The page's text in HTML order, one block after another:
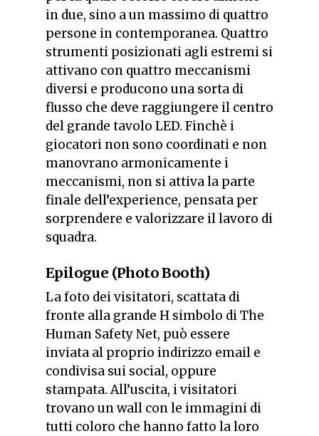
in due, sino a un massimo di quattro
persone in contemporanea. Quattro
strumenti posizionati agli estremi si
attivano con quattro meccanismi
diversi e producono una sorta di
flusso che deve raggiungere il centro
del grande tavolo LED. Finchè i
giocatori non sono coordinati e non
manovrano armonicamente i
meccanismi, non si attiva la parte
finale dell’experience, pensata per
sorprendere e valorizzare il lavoro di
squadra.
Epilogue (Photo Booth)
La foto dei visitatori, scattata di
fronte alla grande H simbolo di The
Human Safety Net, può essere
inviata al proprio indirizzo email e
condivisa sui social, oppure
stampata. All’uscita, i visitatori
trovano un wall con le immagini di
tutti coloro che hanno fatto la loro